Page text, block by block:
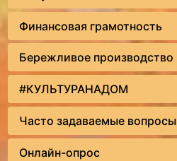
Финансовая грамотность
Бережливое производство
#КУЛЬТУРАНАДОМ
Часто задаваемые вопросы
Онлайн-опрос